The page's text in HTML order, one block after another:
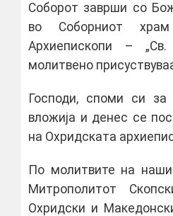
Соборот заврши со
во Соборниот
Архиепископи – „Св.
молитвено
Господи, споми си
вложија и денес се
на Охридската
По молитвите на
Митрополитот
Охридски и